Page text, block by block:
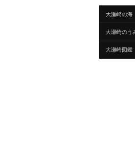
大瀬崎の海
大瀬崎のう
大瀬崎図鑑